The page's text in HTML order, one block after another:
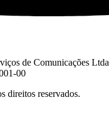
de Comunicações Ltda
00
direitos reservados.